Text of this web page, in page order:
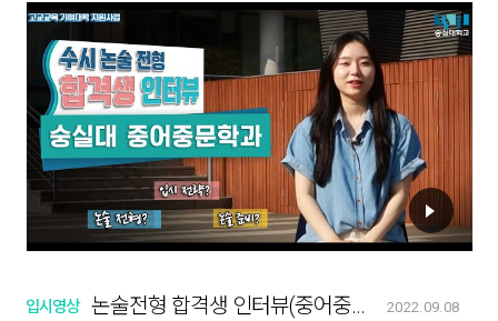
입시영상 논술전형 합격생 인터뷰(중어중문학과) 2022.09.08